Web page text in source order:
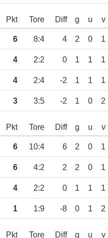
Pkt Tore Diff g u v
6 8:4 4 2 0 1
4 2:2 0 1 1 1
4 2:4 -2 1 1 1
3 3:5 -2 1 0 2
Pkt Tore Diff g u v
6 10:4 6 2 0 1
6 4:2 2 2 0 1
4 2:2 0 1 1 1
1 1:9 -8 0 1 2
Pkt Tore Diff g u v